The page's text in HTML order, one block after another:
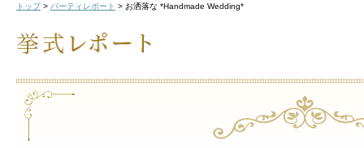
トップ> パーティレポート > お洒落な *Handmade Wedding*